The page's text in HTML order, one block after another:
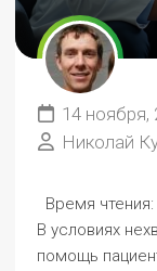
14 ноября,
Николай
Время чтения:
В условиях
помощь